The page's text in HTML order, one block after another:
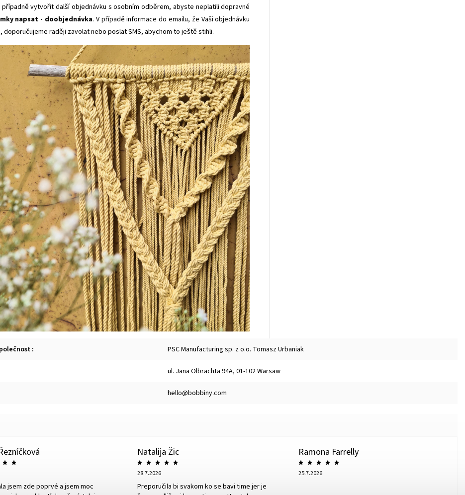
vytvořit další objednávku s osobním odběrem, abyste neplatili dopravné
napsat - doobjednávka. V případě informace do emailu, že Vaši objednávku
doporučujeme raději zavolat nebo poslat SMS, abychom to ještě stihli.
: PSC Manufacturing sp. z o.o. Tomasz Urbaniak
ul. Jana Olbrachta 94A, 01-102 Warsaw
hello@bobbiny.com
jsem zde poprvé a jsem moc
Natalija Žic
28.7.2026
Preporučila bi svakom ko se bavi time jer je
Ramona Farrelly
25.7.2026